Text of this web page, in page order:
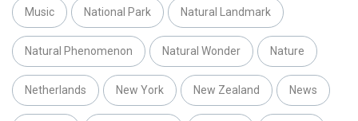
Music National Park Natural Landmark
Natural Phenomenon Natural Wonder Nature
Netherlands New York New Zealand News